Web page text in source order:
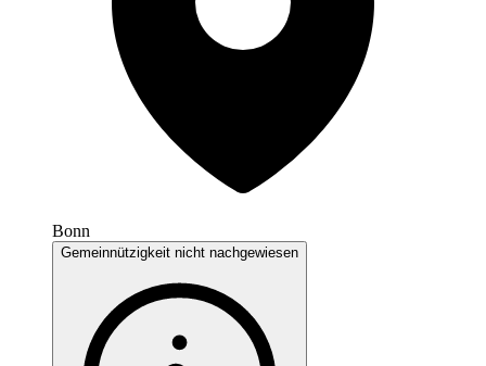
Bonn
Gemeinnützigkeit nicht nachgewiesen